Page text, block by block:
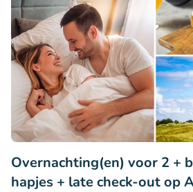
Overnachting(en) voor 2 +
hapjes + late check-out op